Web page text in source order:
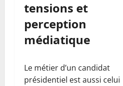
tensions et
perception
médiatique
Le métier d’un candidat
présidentiel est aussi celui